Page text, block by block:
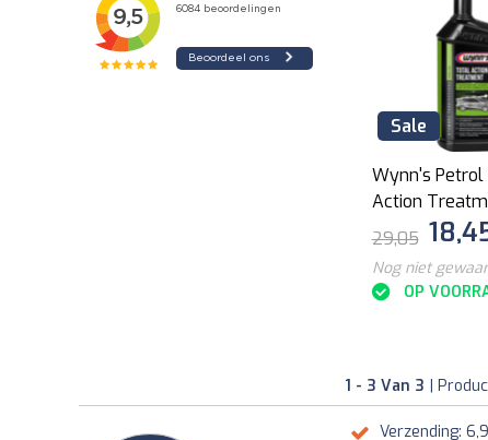
Sale
Wynn's
Action
29,05
Nog niet
OP
1 - 3 Van 3 |
Verzending: